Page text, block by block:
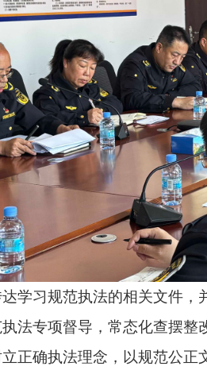
学习规范执法的相关文件
法专项督导，常态化查摆
正确执法理念，以规范公